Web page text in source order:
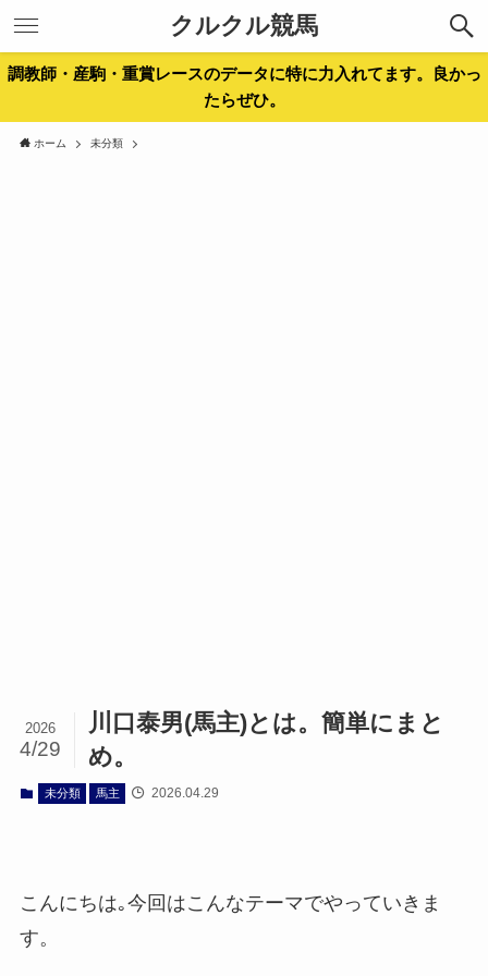
クルクル競馬
調教師・産駒・重賞レースのデータに特に力入れてます。良かっ
たらぜひ。
ホーム 未分類
川口泰男(馬主)とは。簡単にまと
め。
2026
4/29
未分類 馬主 2026.04.29
こんにちは｡今回はこんなテーマでやっていきま
す。